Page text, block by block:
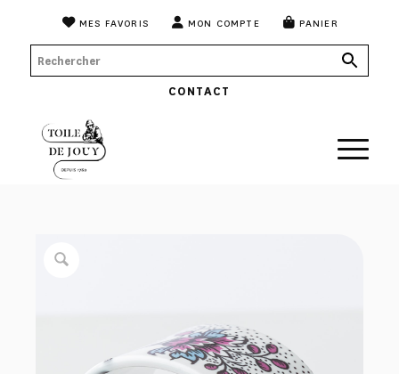
MES FAVORIS MON COMPTE PANIER
CONTACT